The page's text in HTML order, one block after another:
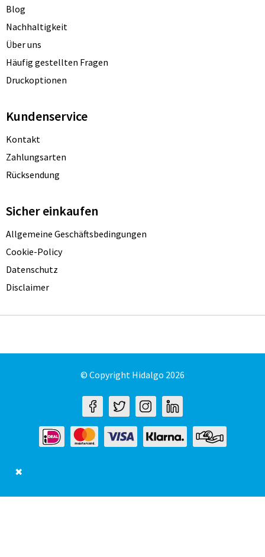
Blog
Nachhaltigkeit
Über uns
Häufig gestellten Fragen
Druckoptionen
Kundenservice
Kontakt
Zahlungsarten
Rücksendung
Sicher einkaufen
Allgemeine Geschäftsbedingungen
Cookie-Policy
Datenschutz
Disclaimer
© Copyright Hidalgo 2026
✖